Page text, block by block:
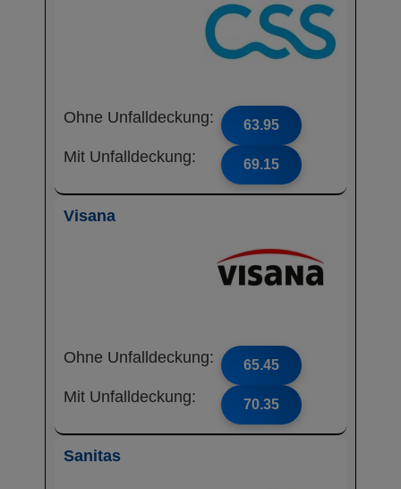
Ohne Unfalldeckung: 63.95
Mit Unfalldeckung: 69.15
Visana
Ohne Unfalldeckung: 65.45
Mit Unfalldeckung: 70.35
Sanitas